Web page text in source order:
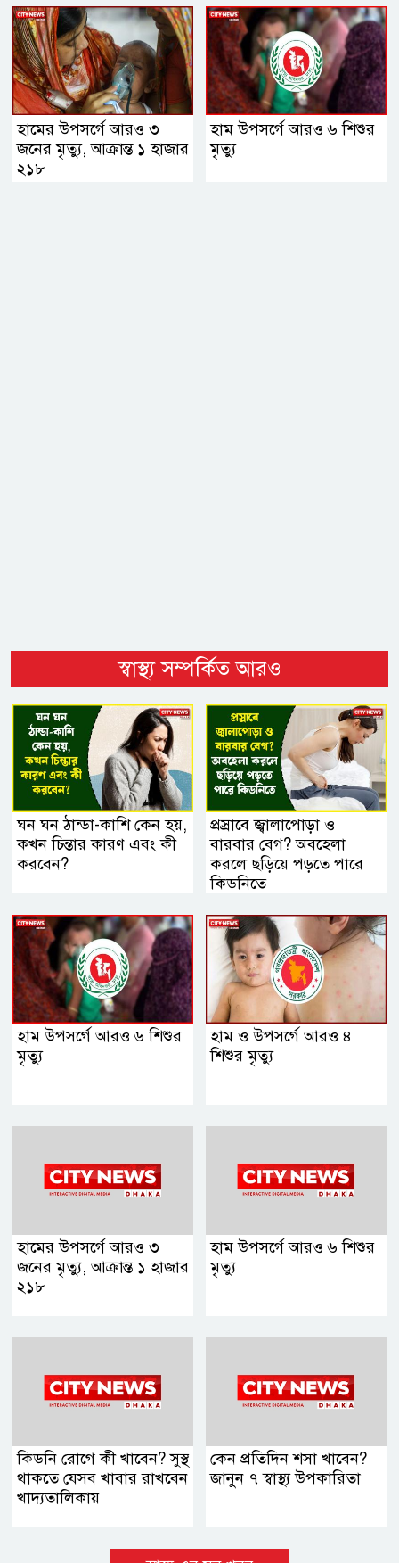
হামের উপসর্গে আরও ৩
জনের মৃত্যু, আক্রান্ত ১ হাজার
২১৮
হাম উপসর্গে আরও ৬ শিশুর
মৃত্যু
স্বাস্থ্য সম্পর্কিত আরও
ঘন ঘন ঠান্ডা-কাশি কেন হয়,
কখন চিন্তার কারণ এবং কী
করবেন?
প্রস্রাবে জ্বালাপোড়া ও
বারবার বেগ? অবহেলা
করলে ছড়িয়ে পড়তে পারে
কিডনিতে
হাম উপসর্গে আরও ৬ শিশুর
মৃত্যু
হাম ও উপসর্গে আরও ৪
শিশুর মৃত্যু
হামের উপসর্গে আরও ৩
জনের মৃত্যু, আক্রান্ত ১ হাজার
২১৮
হাম উপসর্গে আরও ৬ শিশুর
মৃত্যু
কিডনি রোগে কী খাবেন? সুস্থ
থাকতে যেসব খাবার রাখবেন
খাদ্যতালিকায়
কেন প্রতিদিন শসা খাবেন?
জানুন ৭ স্বাস্থ্য উপকারিতা